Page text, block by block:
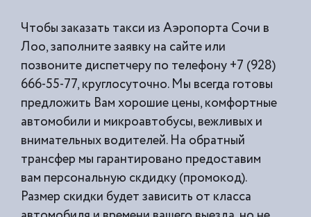
Чтобы заказать такси из Аэропорта Сочи в
Лоо, заполните заявку на сайте или
позвоните диспетчеру по телефону +7 (928)
666-55-77, круглосуточно. Мы всегда готовы
предложить Вам хорошие цены, комфортные
автомобили и микроавтобусы, вежливых и
внимательных водителей. На обратный
трансфер мы гарантировано предоставим
вам персональную скдидку (промокод).
Размер скидки будет зависить от класса